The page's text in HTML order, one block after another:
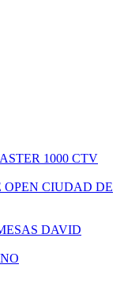
1000 CTV
OPEN CIUDAD DE
DAVID